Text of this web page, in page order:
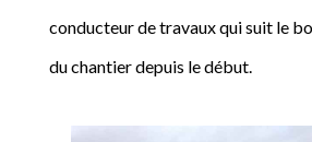
conducteur de travaux qui suit le
du chantier depuis le début.